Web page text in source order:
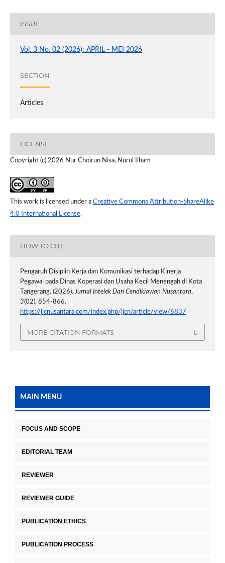
ISSUE
Vol. 3 No. 02 (2026): APRIL - MEI 2026
SECTION
Articles
LICENSE
Copyright (c) 2026 Nur Choirun Nisa, Nurul Ilham
This work is licensed under a Creative Commons Attribution-ShareAlike
4.0 International License.
HOW TO CITE
Pengaruh Disiplin Kerja dan Komunikasi terhadap Kinerja
Pegawai pada Dinas Koperasi dan Usaha Kecil Menengah di Kota
Tangerang. (2026).Jurnal Intelek Dan Cendikiawan Nusantara,
3(02), 854-866.
https://jicnusantara.com/index.php/jicn/article/view/6837
MORE CITATION FORMATS
MAIN MENU
FOCUS AND SCOPE
EDITORIAL TEAM
REVIEWER
REVIEWER GUIDE
PUBLICATION ETHICS
PUBLICATION PROCESS